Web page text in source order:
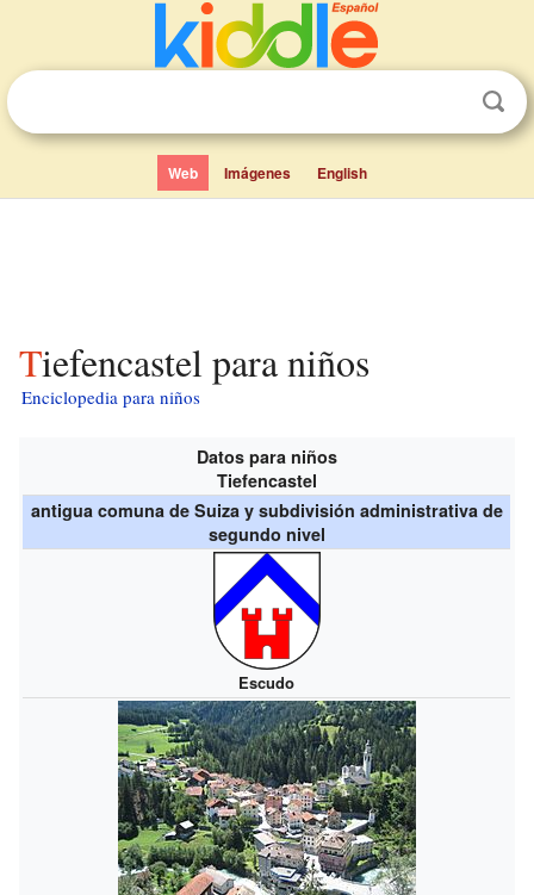
Web Imágenes English
Tiefencastel para niños
Enciclopedia para niños
Datos para niños
Tiefencastel
antigua comuna de Suiza y subdivisión administrativa de
segundo nivel
Escudo